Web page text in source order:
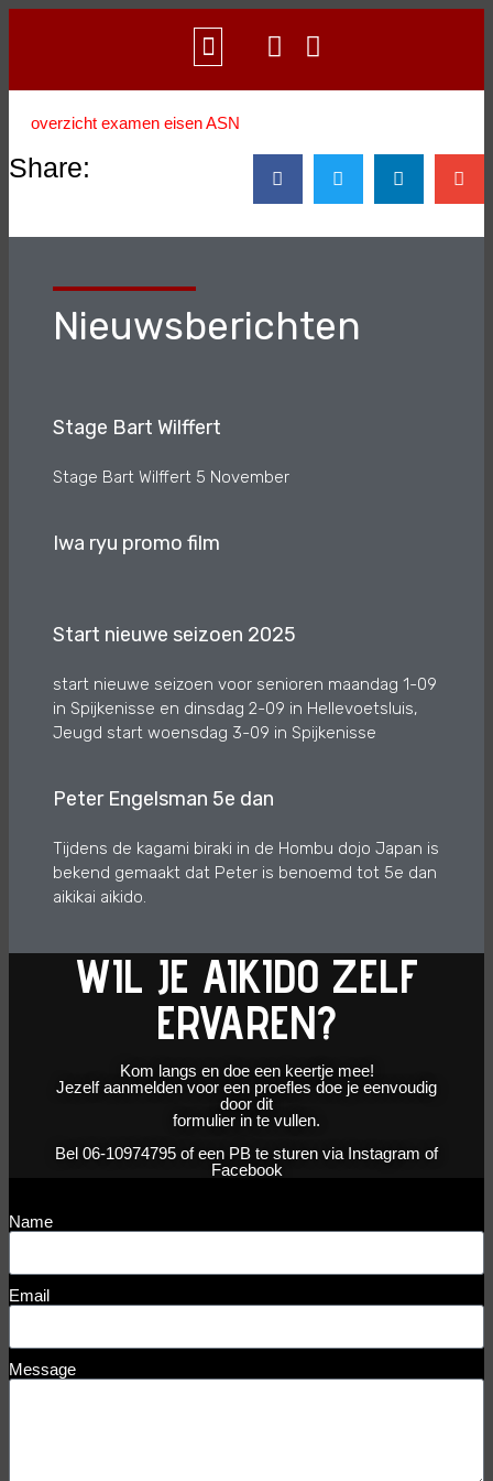
overzicht examen eisen ASN
Share:
Nieuwsberichten
Stage Bart Wilffert
Stage Bart Wilffert 5 November
Iwa ryu promo film
Start nieuwe seizoen 2025
start nieuwe seizoen voor senioren maandag 1-09
in Spijkenisse en dinsdag 2-09 in Hellevoetsluis,
Jeugd start woensdag 3-09 in Spijkenisse
Peter Engelsman 5e dan
Tijdens de kagami biraki in de Hombu dojo Japan is
bekend gemaakt dat Peter is benoemd tot 5e dan
aikikai aikido.
WIL JE AIKIDO ZELF
ERVAREN?
Kom langs en doe een keertje mee!
Jezelf aanmelden voor een proefles doe je eenvoudig
door dit
formulier in te vullen.
Bel 06-10974795 of een PB te sturen via Instagram of
Facebook
Name
Email
Message